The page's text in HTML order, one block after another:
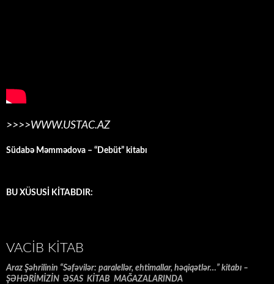
>>>>WWW.USTAC.AZ
Südabə Məmmədova – “Debüt” kitabı
BU XÜSUSİ KİTABDIR:
VACIB KITAB
Araz Şəhrilinin “Səfəvilər: paralellər, ehtimallar, həqiqətlər…” kitabı –
ŞƏHƏRİMİZİN ƏSAS KİTAB MAĞAZALARINDA